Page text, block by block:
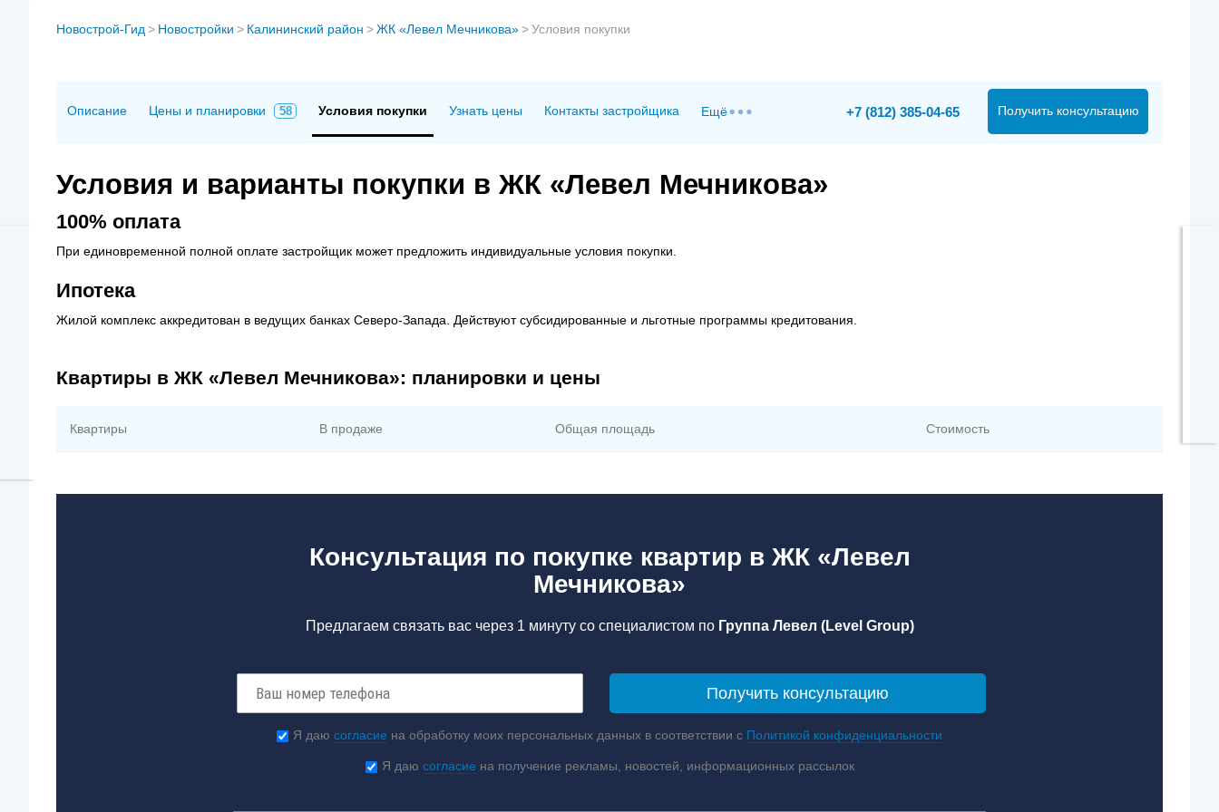
Новострой-Гид > Новостройки > Калининский район >ЖК «Левел Мечникова»>Условия покупки
Описание Цены и планировки 58 Условия покупки Узнать цены Контакты застройщика Ещё Получить консультацию
+7 (812) 385-04-65
Условия и варианты покупки в ЖК «Левел Мечникова»
100% оплата
При единовременной полной оплате застройщик может предложить индивидуальные условия покупки.
Ипотека
Жилой комплекс аккредитован в ведущих банках Северо-Запада. Действуют субсидированные и льготные программы кредитования.
Квартиры в ЖК «Левел Мечникова»: планировки и цены
Квартиры В продаже Общая площадь Стоимость
Консультация по покупке квартир в ЖК «Левел
Мечникова»
Предлагаем связать вас через 1 минуту со специалистом по Группа Левел (Level Group)
Я даю согласие на обработку моих персональных данных в соответствии с Политикой конфиденциальности
Я даю согласие на получение рекламы, новостей, информационных рассылок